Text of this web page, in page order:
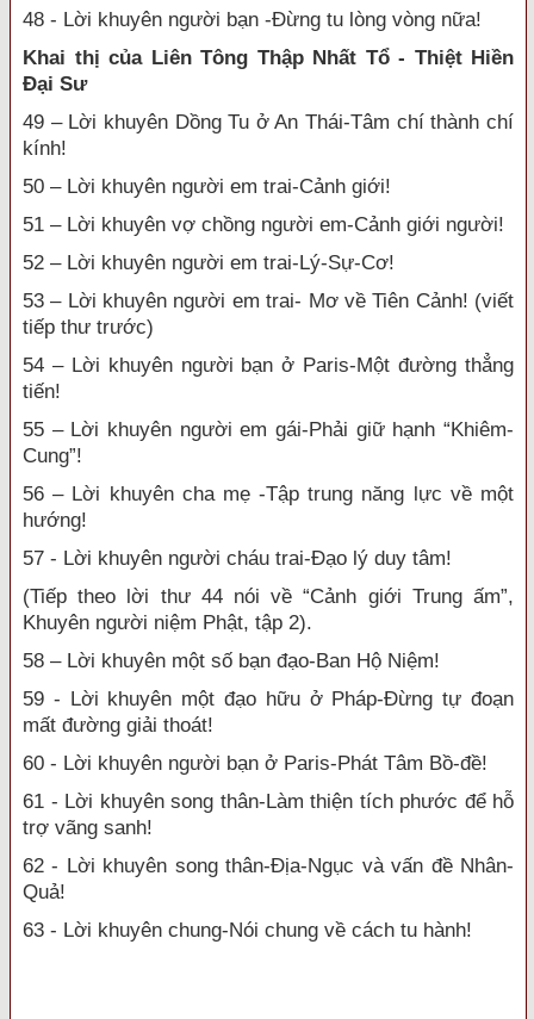
48 - Lời khuyên người bạn -Đừng tu lòng vòng nữa!
Khai thị của Liên Tông Thập Nhất Tổ - Thiệt Hiền
Đại Sư
49 – Lời khuyên Dồng Tu ở An Thái-Tâm chí thành chí
kính!
50 – Lời khuyên người em trai-Cảnh giới!
51 – Lời khuyên vợ chồng người em-Cảnh giới người!
52 – Lời khuyên người em trai-Lý-Sự-Cơ!
53 – Lời khuyên người em trai- Mơ về Tiên Cảnh! (viết
tiếp thư trước)
54 – Lời khuyên người bạn ở Paris-Một đường thẳng
tiến!
55 – Lời khuyên người em gái-Phải giữ hạnh “Khiêm-
Cung”!
56 – Lời khuyên cha mẹ -Tập trung năng lực về một
hướng!
57 - Lời khuyên người cháu trai-Đạo lý duy tâm!
(Tiếp theo lời thư 44 nói về “Cảnh giới Trung ấm”,
Khuyên người niệm Phật, tập 2).
58 – Lời khuyên một số bạn đạo-Ban Hộ Niệm!
59 - Lời khuyên một đạo hữu ở Pháp-Đừng tự đoạn
mất đường giải thoát!
60 - Lời khuyên người bạn ở Paris-Phát Tâm Bồ-đề!
61 - Lời khuyên song thân-Làm thiện tích phước để hỗ
trợ vãng sanh!
62 - Lời khuyên song thân-Địa-Ngục và vấn đề Nhân-
Quả!
63 - Lời khuyên chung-Nói chung về cách tu hành!